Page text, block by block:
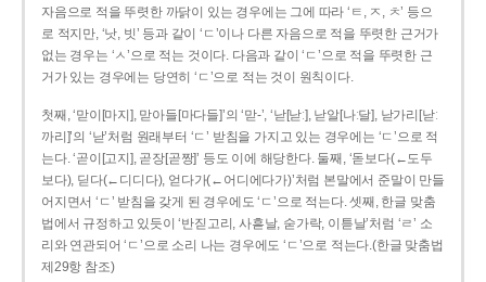
자음으로 적을 뚜렷한 까닭이 있는 경우에는 그에 따라 ‘ㅌ, ㅈ, ㅊ’ 등으
로 적지만, ‘낫, 빗’ 등과 같이 ‘ㄷ’이나 다른 자음으로 적을 뚜렷한 근거가
없는 경우는 ‘ㅅ’으로 적는 것이다. 다음과 같이 ‘ㄷ’으로 적을 뚜렷한 근
거가 있는 경우에는 당연히 ‘ㄷ’으로 적는 것이 원칙이다.
첫째, ‘맏이[마지], 맏아들[마다들]’의 ‘맏-’, ‘낟[낟ː], 낟알[나ː달], 낟가리[낟ː
까리]’의 ‘낟’처럼 원래부터 ‘ㄷ’ 받침을 가지고 있는 경우에는 ‘ㄷ’으로 적
는다. ‘곧이[고지], 곧장[곧짱]’ 등도 이에 해당한다. 둘째, ‘돋보다(←도두
보다), 딛다(←디디다), 얻다가(←어디에다가)’처럼 본말에서 준말이 만들
어지면서 ‘ㄷ’ 받침을 갖게 된 경우에도 ‘ㄷ’으로 적는다. 셋째, 한글 맞춤
법에서 규정하고 있듯이 ‘반짇고리, 사흗날, 숟가락, 이튿날’처럼 ‘ㄹ’ 소
리와 연관되어 ‘ㄷ’으로 소리 나는 경우에도 ‘ㄷ’으로 적는다.(한글 맞춤법
제29항 참조)